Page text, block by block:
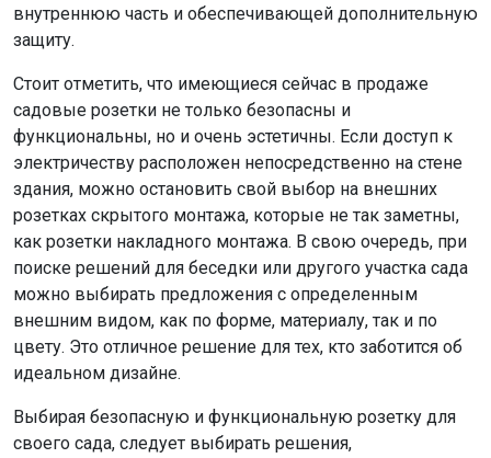
внутреннюю часть и обеспечивающей дополнительную
защиту.
Стоит отметить, что имеющиеся сейчас в продаже
садовые розетки не только безопасны и
функциональны, но и очень эстетичны. Если доступ к
электричеству расположен непосредственно на стене
здания, можно остановить свой выбор на внешних
розетках скрытого монтажа, которые не так заметны,
как розетки накладного монтажа. В свою очередь, при
поиске решений для беседки или другого участка сада
можно выбирать предложения с определенным
внешним видом, как по форме, материалу, так и по
цвету. Это отличное решение для тех, кто заботится об
идеальном дизайне.
Выбирая безопасную и функциональную розетку для
своего сада, следует выбирать решения,